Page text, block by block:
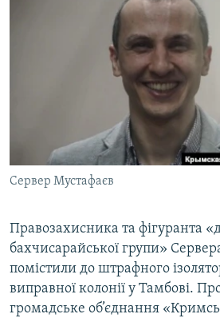
СВІДЧЕННЯ ОКУПАЦІЇ
УКРАЇНСЬКА ПРОБЛЕМА КРИМУ
ІНФОГРАФІКА
ЯК ОБІЙТИ БЛОКУВАННЯ
Qırımtatar
ДОЛУЧАЙСЯ!
Усі сайти RFE/RL
Сервер Мустафаєв
Правозахисника та фігуранта
бахчисарайської групи»
помістили до штрафного
виправної колонії у Тамбові.
громадське об’єднання